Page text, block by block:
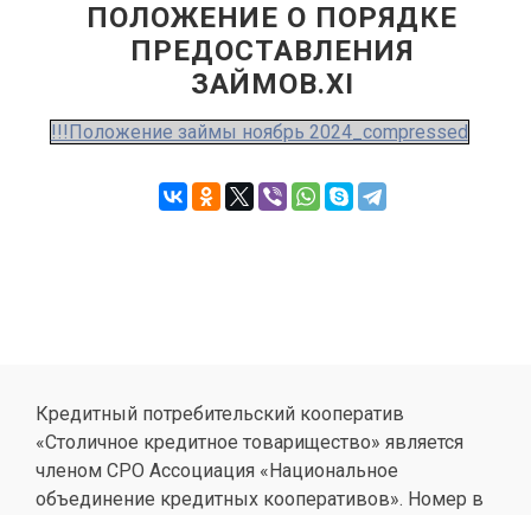
ПОЛОЖЕНИЕ О ПОРЯДКЕ
ПРЕДОСТАВЛЕНИЯ
ЗАЙМОВ.XI
!!!Положение займы ноябрь 2024_compressed
Кредитный потребительский кооператив
«Столичное кредитное товарищество» является
членом СРО Ассоциация «Национальное
объединение кредитных кооперативов». Номер в